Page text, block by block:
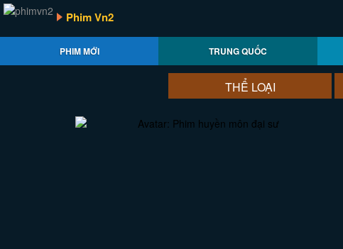
Phim Vn2
PHIM MỚI TRUNG QUỐC
THỂ LOẠI